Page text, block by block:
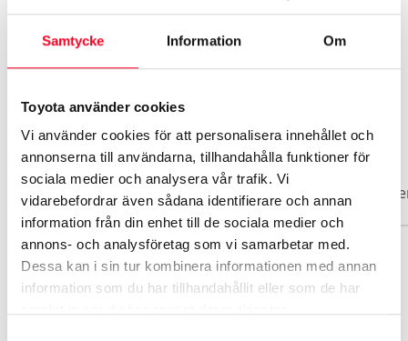
Samtycke Information Om
Toyota använder cookies
Vi använder cookies för att personalisera innehållet och
annonserna till användarna, tillhandahålla funktioner för
sociala medier och analysera vår trafik. Vi
vidarebefordrar även sådana identifierare och annan
information från din enhet till de sociala medier och
annons- och analysföretag som vi samarbetar med.
Dessa kan i sin tur kombinera informationen med annan
information som du har tillhandahållit eller som de har
Biluppgifter
Basuppgifter Funktioner Interiör Exteriör
Märke
Toyota